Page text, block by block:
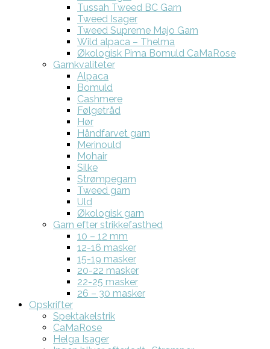
Tussah Tweed BC Garn
Tweed Isager
Tweed Supreme Majo Garn
Wild alpaca – Thelma
Økologisk Pima Bomuld CaMaRose
Garnkvaliteter
Alpaca
Bomuld
Cashmere
Følgetråd
Hør
Håndfarvet garn
Merinould
Mohair
Silke
Strømpegarn
Tweed garn
Uld
Økologisk garn
Garn efter strikkefasthed
10 – 12 mm
12-16 masker
15-19 masker
20-22 masker
22-25 masker
26 – 30 masker
Opskrifter
Spektakelstrik
CaMaRose
Helga Isager